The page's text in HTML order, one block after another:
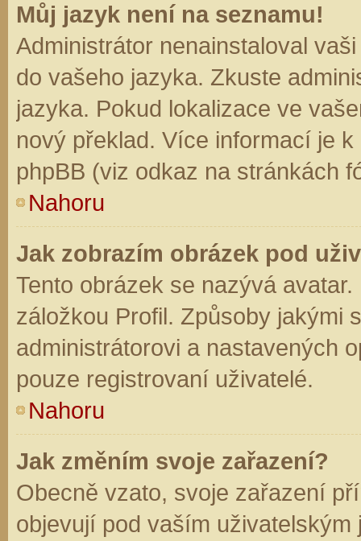
Můj jazyk není na seznamu!
Administrátor nenainstaloval
do vašeho jazyka. Zkuste
jazyka. Pokud lokalizace ve
nový překlad. Více informací je
phpBB (viz odkaz na stránkách
Nahoru
Jak zobrazím obrázek pod
Tento obrázek se nazývá
záložkou Profil. Způsoby jakými
administrátorovi a nastavených
pouze registrovaní uživatelé.
Nahoru
Jak změním svoje zařazení?
Obecně vzato, svoje zařazení
objevují pod vaším